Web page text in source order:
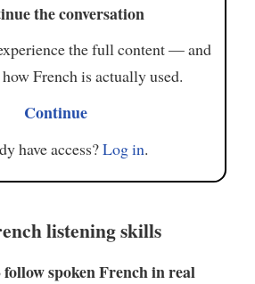
the conversation
the full content — and
French is actually used.
Continue
have access?Log in.
listening skills
follow spoken French in real